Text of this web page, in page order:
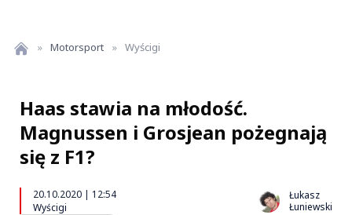
» Motorsport » Wyścigi
Haas stawia na młodość.
Magnussen i Grosjean pożegnają
się z F1?
20.10.2020 | 12:54
Wyścigi
Łukasz
Łuniewski